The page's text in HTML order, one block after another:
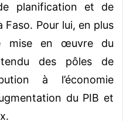
planification et de
Faso. Pour lui, en plus
mise en œuvre du
des pôles de
à l’économie
du PIB et